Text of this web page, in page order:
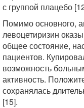
с группой плацебо
Помимо основного,
левоцетиризин
общее состояние,
пациентов.
возможность
активность.
сохранялась
[15].